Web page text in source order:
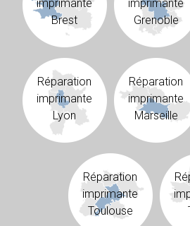
imprimante
Brest
imprimante
Grenoble
Réparation
imprimante
Lyon
Réparation
imprimante
Marseille
Réparation
imprimante
Toulouse